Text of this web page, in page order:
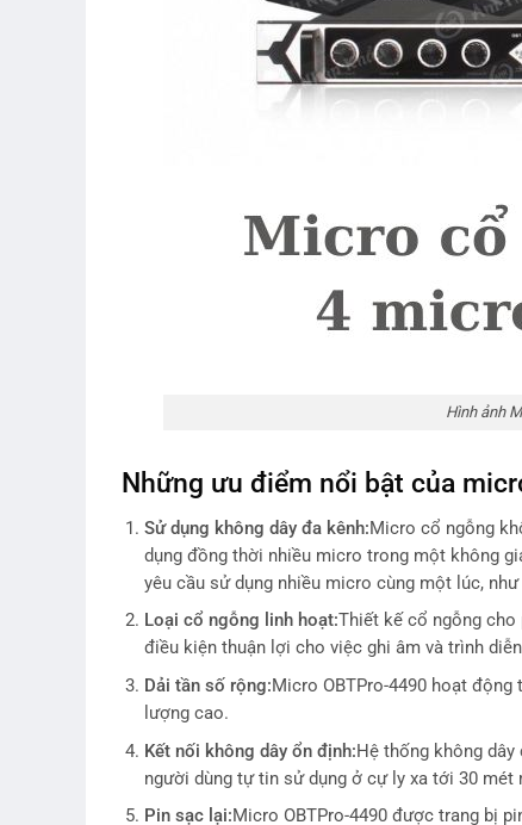
Hình ảnh
Những ưu điểm nổi bật của
Sử dụng không dây đa kênh:Micro cổ ngỗng
dụng đồng thời nhiều micro trong một không
yêu cầu sử dụng nhiều micro cùng một lúc,
Loại cổ ngỗng linh hoạt:Thiết kế cổ ngỗng cho
điều kiện thuận lợi cho việc ghi âm và trình
Dải tần số rộng:Micro OBTPro-4490 hoạt
lượng cao.
Kết nối không dây ổn định:Hệ thống không
người dùng tự tin sử dụng ở cự ly xa tới 30
Pin sạc lại:Micro OBTPro-4490 được trang bị